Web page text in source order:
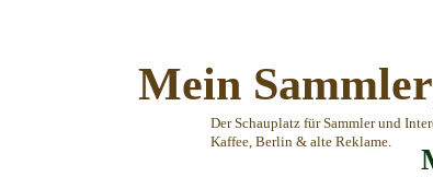
Mein
Der Schauplatz für Sammler und
Kaffee, Berlin & alte Reklame.